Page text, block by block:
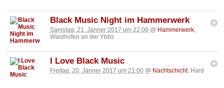
Black Music Night im Hammerwerk
Samstag, 21. Jänner 2017 um 22:00 @ Hammerwerk,
Waidhofen an der Ybbs
I Love Black Music
Freitag, 20. Jänner 2017 um 21:00 @ Nachtschicht, Hard